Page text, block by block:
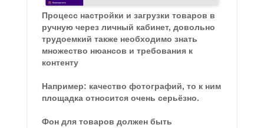
Процесс настройки и загрузки товаров в
ручную через личный кабинет, довольно
трудоемкий также необходимо знать
множество нюансов и требования к
контенту
Например: качество фотографий, то к ним
площадка относится очень серьёзно.
Фон для товаров должен быть